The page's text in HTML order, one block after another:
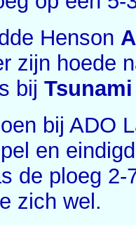
Henson
zijn hoede
bij
bij ADO
en
de ploeg
zich wel.